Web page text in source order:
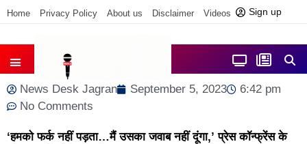
Home Privacy Policy About us Disclaimer Videos Contact us
Sign up
News Desk Jagran September 5, 2023
6:42 pm
No Comments
‘हमको फर्क नहीं पड़ता…मैं उसका जवाब नहीं दूंगा,’ प्रेस कॉन्फ्रेंस के